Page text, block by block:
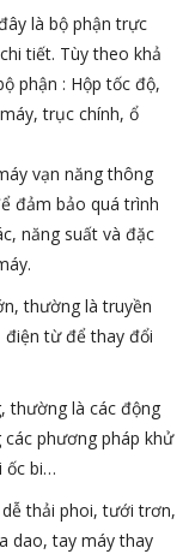
là bộ phận trực
tiết. Tùy theo khả
phận : Hộp tốc độ,
trục chính, ổ
vạn năng thông
đảm bảo quá trình
năng suất và đặc
thường là truyền
từ để thay đổi
thường là các động
phương pháp khử
ốc bi…
thải phoi, tưới trơn,
dao, tay máy thay